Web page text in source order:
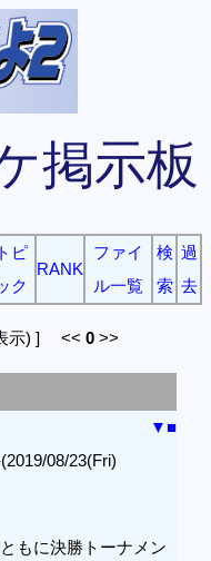
掲示板
トピ
ク
RANK
ファイ
ル一覧
検
索
過
去
表示) ] << 0 >>
▼■
08/23(Fri)
もに決勝トーナメン